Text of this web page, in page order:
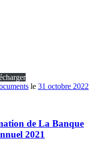
le 31 octobre 2022
de La Banque
2021